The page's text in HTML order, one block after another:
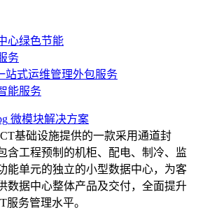
心绿色节能
务
站式运维管理外包服务
能服务
微模块解决方案
基础设施提供的一款采用通道封
含工程预制的机柜、配电、制冷、监
能单元的独立的小型数据中心，为客
数据中心整体产品及交付，全面提升
服务管理水平。